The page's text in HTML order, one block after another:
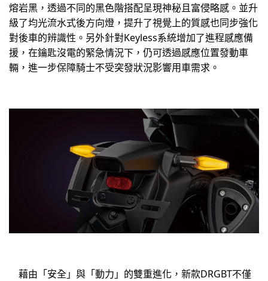
熔岩黑，透過不同的黑色階搭配呈現神秘且富侵略感。並升
級了均光流水式後方向燈，提升了視覺上的質感也同步強化
對後車的辨識性。另外針對Keyless系統增加了進程感應備
援，在鑰匙沒電的緊急情況下，仍可透過感應位置發動車
輛，進一步保障騎士不受突發狀況影響用車需求。
藉由「安全」與「動力」的雙重進化，新款DRGBT不僅